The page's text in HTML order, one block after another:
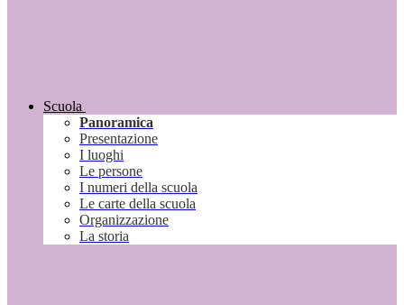
Scuola
Panoramica
Presentazione
I luoghi
Le persone
I numeri della scuola
Le carte della scuola
Organizzazione
La storia